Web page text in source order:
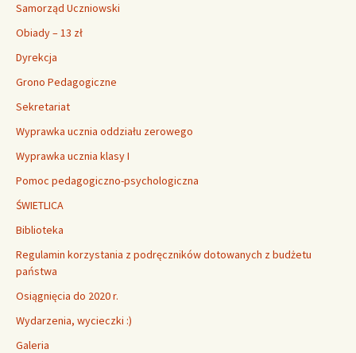
Samorząd Uczniowski
Obiady – 13 zł
Dyrekcja
Grono Pedagogiczne
Sekretariat
Wyprawka ucznia oddziału zerowego
Wyprawka ucznia klasy I
Pomoc pedagogiczno-psychologiczna
ŚWIETLICA
Biblioteka
Regulamin korzystania z podręczników dotowanych z budżetu
państwa
Osiągnięcia do 2020 r.
Wydarzenia, wycieczki :)
Galeria